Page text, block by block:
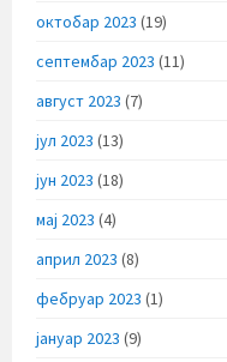
октобар 2023 (19)
септембар 2023 (11)
август 2023 (7)
јул 2023 (13)
јун 2023 (18)
мај 2023 (4)
април 2023 (8)
фебруар 2023 (1)
јануар 2023 (9)